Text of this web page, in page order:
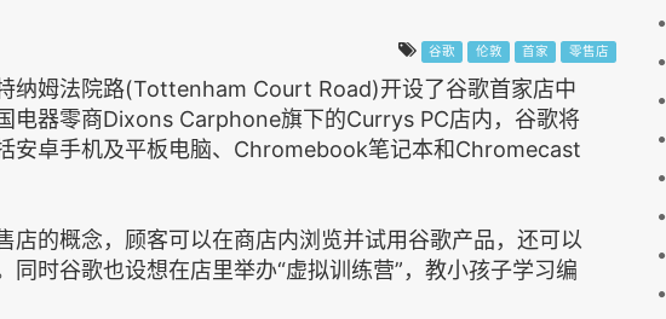
谷歌 伦敦 首家 零售店
纳姆法院路(Tottenham Court Road)开设了谷歌首家店中
电器零商Dixons Carphone旗下的Currys PC店内，谷歌将
安卓手机及平板电脑、Chromebook笔记本和Chromecast
店的概念，顾客可以在商店内浏览并试用谷歌产品，还可以
同时谷歌也设想在店里举办“虚拟训练营”，教小孩子学习编